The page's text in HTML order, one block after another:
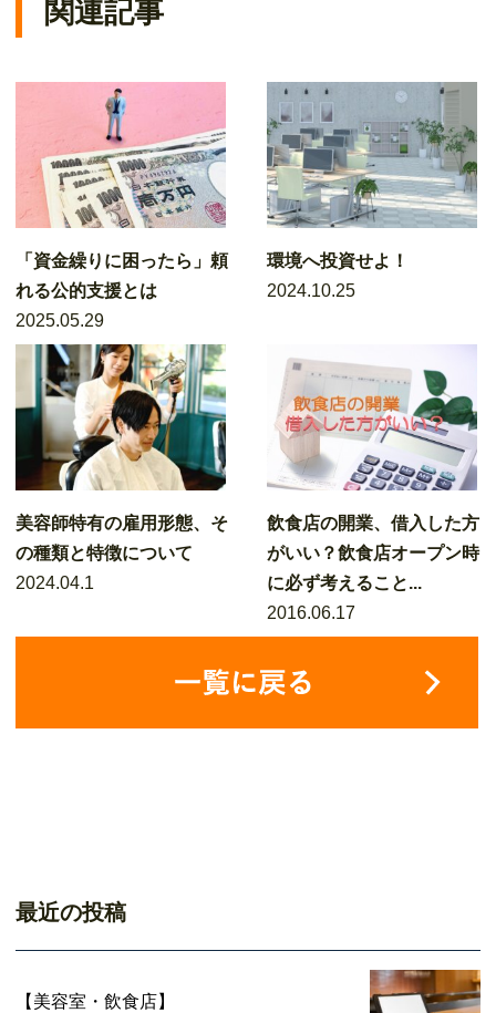
関連記事
「資金繰りに困ったら」頼
れる公的支援とは
2025.05.29
環境へ投資せよ！
2024.10.25
美容師特有の雇用形態、そ
の種類と特徴について
2024.04.1
飲食店の開業、借入した方
がいい？飲食店オープン時
に必ず考えること...
2016.06.17
最近の投稿
【美容室・飲食店】